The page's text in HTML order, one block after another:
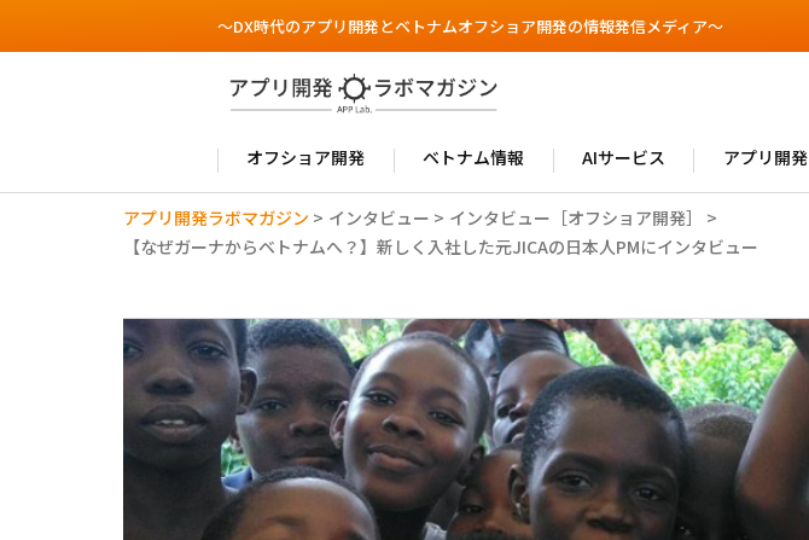
～DX時代のアプリ開発とベトナムオフショア開発の情報発信メディア～
オフショア開発 ベトナム情報 AIサービス アプリ開発
アプリ開発ラボマガジン > インタビュー > インタビュー［オフショア開発］
>
【なぜガーナからベトナムへ？】新しく入社した元JICAの日本人PMにインタビュー